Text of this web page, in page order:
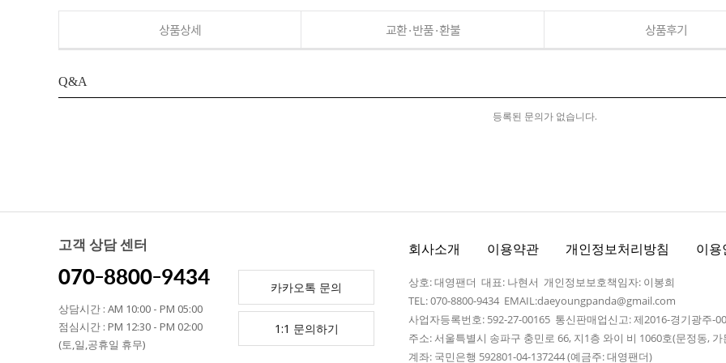
상품상세 교환·반품·환불 상품후기
Q&A
등록된 문의가 없습니다.
고객 상담 센터
070-8800-9434
상담시간 : AM 10:00 - PM 05:00
점심시간 : PM 12:30 - PM 02:00
(토,일,공휴일 휴무)
카카오톡 문의
1:1 문의하기
회사소개 이용약관 개인정보처리방침 이용
상호: 대영팬더 대표: 나현서 개인정보보호책임자: 이봉희
TEL: 070-8800-9434 EMAIL:daeyoungpanda@gmail.com
사업자등록번호: 592-27-00165 통신판매업신고: 제2016-경기광주-
주소: 서울특별시 송파구 충민로 66, 지1층 와이 비 1060호(문정동,
계좌: 국민은행 592801-04-137244 (예금주: 대영팬더)